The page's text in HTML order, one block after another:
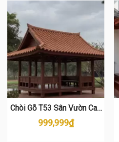
Chòi Gỗ T53 Sân Vườn Cao
Cấp – Gỗ Thông Tự Nhiên
999,999₫